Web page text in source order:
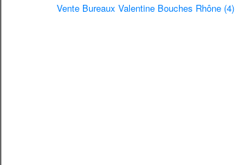
Vente Bureaux Valentine Bouches Rhône (4)